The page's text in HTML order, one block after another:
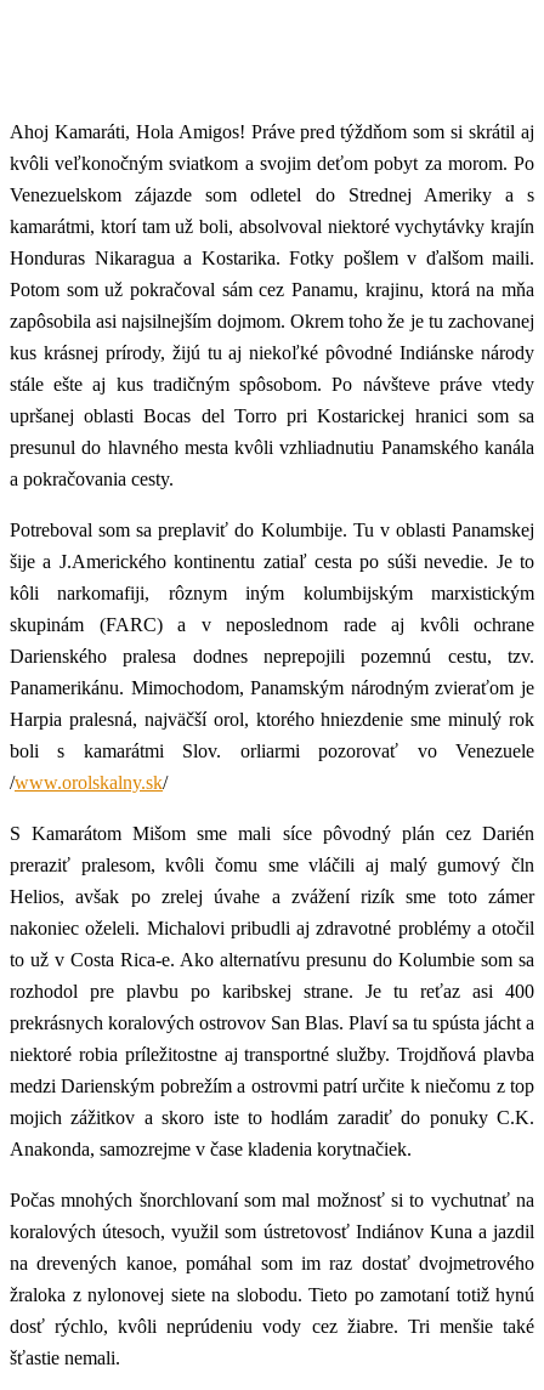
Ahoj Kamaráti, Hola Amigos! Práve pred týždňom som si skrátil aj
kvôli veľkonočným sviatkom a svojim deťom pobyt za morom. Po
Venezuelskom zájazde som odletel do Strednej Ameriky a s
kamarátmi, ktorí tam už boli, absolvoval niektoré vychytávky krajín
Honduras Nikaragua a Kostarika. Fotky pošlem v ďalšom maili.
Potom som už pokračoval sám cez Panamu, krajinu, ktorá na mňa
zapôsobila asi najsilnejším dojmom. Okrem toho že je tu zachovanej
kus krásnej prírody, žijú tu aj niekoľké pôvodné Indiánske národy
stále ešte aj kus tradičným spôsobom. Po návšteve práve vtedy
upršanej oblasti Bocas del Torro pri Kostarickej hranici som sa
presunul do hlavného mesta kvôli vzhliadnutiu Panamského kanála
a pokračovania cesty.
Potreboval som sa preplaviť do Kolumbije. Tu v oblasti Panamskej
šije a J.Amerického kontinentu zatiaľ cesta po súši nevedie. Je to
kôli narkomafiji, rôznym iným kolumbijským marxistickým
skupinám (FARC) a v neposlednom rade aj kvôli ochrane
Darienského pralesa dodnes neprepojili pozemnú cestu, tzv.
Panamerikánu. Mimochodom, Panamským národným zvieraťom je
Harpia pralesná, najväčší orol, ktorého hniezdenie sme minulý rok
boli s kamarátmi Slov. orliarmi pozorovať vo Venezuele
/www.orolskalny.sk/
S Kamarátom Mišom sme mali síce pôvodný plán cez Darién
preraziť pralesom, kvôli čomu sme vláčili aj malý gumový čln
Helios, avšak po zrelej úvahe a zvážení rizík sme toto zámer
nakoniec oželeli. Michalovi pribudli aj zdravotné problémy a otočil
to už v Costa Rica-e. Ako alternatívu presunu do Kolumbie som sa
rozhodol pre plavbu po karibskej strane. Je tu reťaz asi 400
prekrásnych koralových ostrovov San Blas. Plaví sa tu spústa jácht a
niektoré robia príležitostne aj transportné služby. Trojdňová plavba
medzi Darienským pobrežím a ostrovmi patrí určite k niečomu z top
mojich zážitkov a skoro iste to hodlám zaradiť do ponuky C.K.
Anakonda, samozrejme v čase kladenia korytnačiek.
Počas mnohých šnorchlovaní som mal možnosť si to vychutnať na
koralových útesoch, využil som ústretovosť Indiánov Kuna a jazdil
na drevených kanoe, pomáhal som im raz dostať dvojmetrového
žraloka z nylonovej siete na slobodu. Tieto po zamotaní totiž hynú
dosť rýchlo, kvôli neprúdeniu vody cez žiabre. Tri menšie také
šťastie nemali.